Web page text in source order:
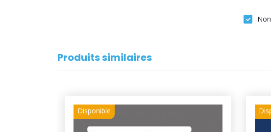
Produits similaires
Disponible